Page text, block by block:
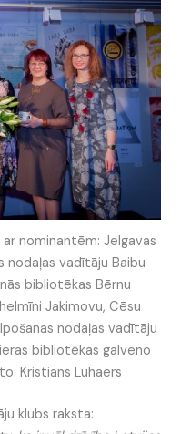
nominantēm: Jelgavas
nodaļas vadītāju Baibu
bibliotēkas Bērnu
Jakimovu, Cēsu
nodaļas vadītāju
bibliotēkas galveno
Kristians Luhaers
klubs raksta: